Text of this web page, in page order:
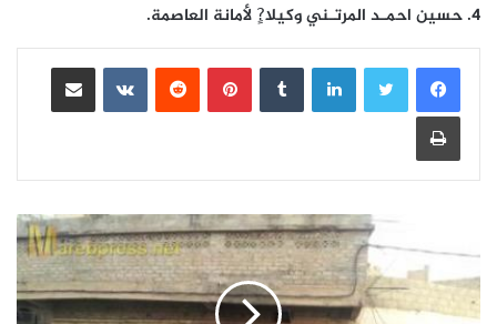
4. حسين احمـد المرتـني وكيلا?ٍ لأمانة العاصمة.
لينكدإن بينتيريست
مشاركة عبر البريد
طباعة